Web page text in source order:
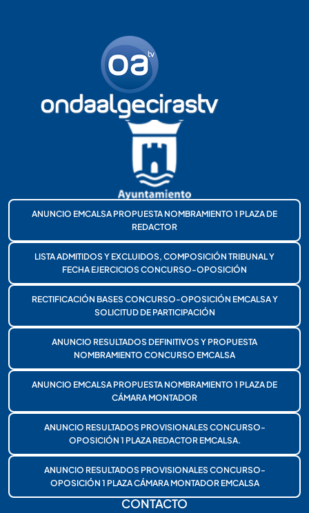
ANUNCIO EMCALSA PROPUESTA NOMBRAMIENTO 1 PLAZA DE
REDACTOR
LISTA ADMITIDOS Y EXCLUIDOS, COMPOSICIÓN TRIBUNAL Y
FECHA EJERCICIOS CONCURSO-OPOSICIÓN
RECTIFICACIÓN BASES CONCURSO-OPOSICIÓN EMCALSA Y
SOLICITUD DE PARTICIPACIÓN
ANUNCIO RESULTADOS DEFINITIVOS Y PROPUESTA
NOMBRAMIENTO CONCURSO EMCALSA
ANUNCIO EMCALSA PROPUESTA NOMBRAMIENTO 1 PLAZA DE
CÁMARA MONTADOR
ANUNCIO RESULTADOS PROVISIONALES CONCURSO-
OPOSICIÓN 1 PLAZA REDACTOR EMCALSA.
ANUNCIO RESULTADOS PROVISIONALES CONCURSO-
OPOSICIÓN 1 PLAZA CÁMARA MONTADOR EMCALSA
CONTACTO